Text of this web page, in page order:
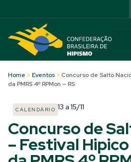
Home > Eventos > Concurso de Salto
da PMRS 4º RPMon – RS
CALENDÁRIO 13 a 15/11
Concurso de
– Festival